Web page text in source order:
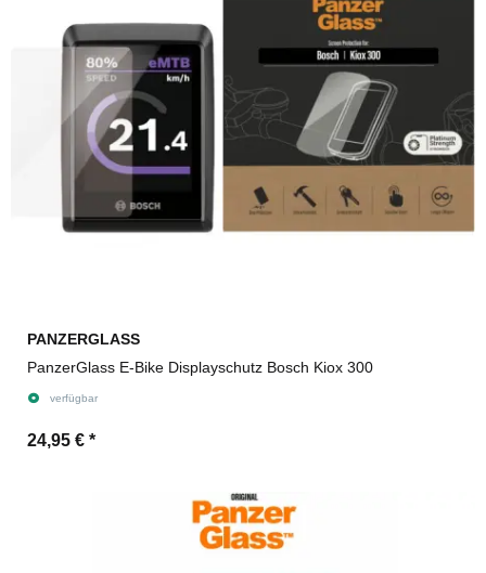
PANZERGLASS
PanzerGlass E-Bike Displayschutz Bosch Kiox 300
verfügbar
24,95 € *